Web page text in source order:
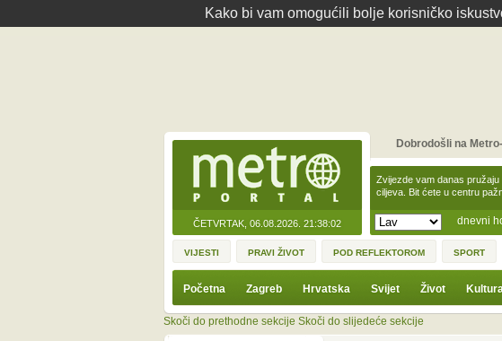
Kako bi vam omogućili bolje korisničko
ČETVRTAK, 06.08.2026. 21:38:02 dnevni
Zvijezde vam danas
ciljeva. Bit ćete u centru
Dobrodošli na
VIJESTI PRAVI ŽIVOT POD REFLEKTOROM SPORT
Početna Zagreb Hrvatska Svijet Život
Skoči do prethodne sekcije Skoči do slijedeće sekcije